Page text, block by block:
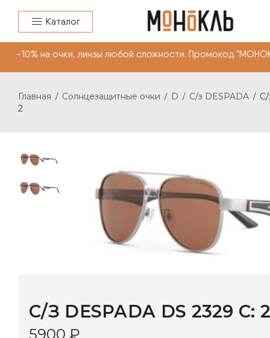
Каталог
очки, линзы любой сложности. Промокод
Главная / Солнцезащитные очки / D / С/з DESPADA / С/
2
С/З DESPADA DS 2329 С: 2
В наличиив 9 салонах Иркутска и Шелехова |
3–5 дней |